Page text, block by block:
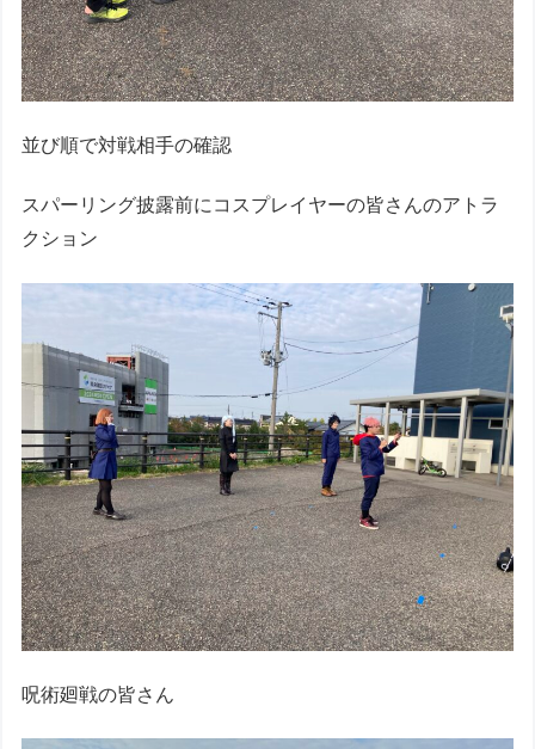
並び順で対戦相手の確認
スパーリング披露前にコスプレイヤーの皆さんのアトラ
クション
呪術廻戦の皆さん